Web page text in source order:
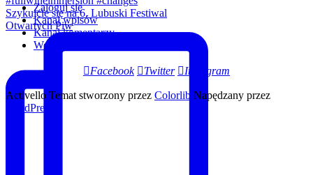
Szykujcie się na 6. Lubuski Festiwal
Otwartych Piw
Zaloguj się
Kanał wpisów
Kanał komentarzy
WordPress.org
Facebook Twitter Instagram
Activello Temat stworzony przez Colorlib Napędzany przez
WordPress